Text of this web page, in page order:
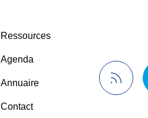
Ressources
Agenda
Annuaire
Contact